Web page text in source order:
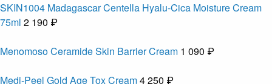
SKIN1004 Madagascar Centella Hyalu-Cica Moisture Cream
75ml 2 190 ₽
Menomoso Ceramide Skin Barrier Cream 1 090 ₽
Medi-Peel Gold Age Tox Cream4 250 ₽